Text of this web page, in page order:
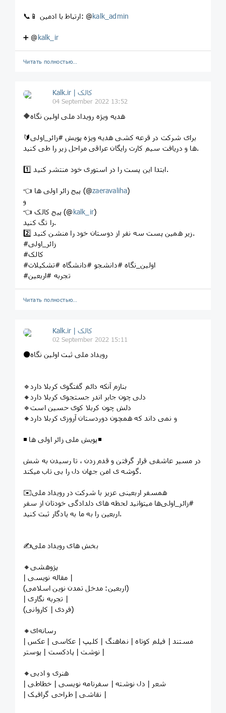
📞📱 ارتباط با ادمین: @kalk_admin
➕ @ kalk_ir
Читать полностью…
Kalk.ir | کالک
04 September 2022 13:52
🔶هدیه ویژه رویداد ملی اولین نگاه
🔰برای شرکت در قرعه کشی هدیه ویژه پویش #زائر_اولی
ها و دریافت سیم کارت رایگان عراقی مراحل زیر را طی کنید.
1️⃣ ابتدا این پست را در استوری خود منتشر کنید.
👈 پیج زائر اولی ها (@zaeravaliha)
و
👈 پیج کالک (@kalk_ir)
را تگ کنید.
2️⃣ زیر همین پست سه نفر از دوستان خود را منشن کنید.
#زائر_اولی
#کالک
#اولین_نگاه #دانشجو #دانشگاه #تشکیلات
#تجربه #اربعین
Читать полностью…
Kalk.ir | کالک
02 September 2022 15:11
⚫رویداد ملی ثبت اولین نگاه
🔹بنازم آنکه دائم گفتگوی کربلا دارد
🔸دلی چون جابر اندر جستجوی کربلا دارد
🔹دلش چون کربلا کوی حسین است
🔸و نمی داند که همچون دوردستان آروزی کربلا دارد
◾ پویش ملی زائر اولی ها◾
در مسیر عاشقی قرار گرفتن و قدم زدن ، تا رسیدن به شش
گوشه ی امن جهان دل را بی تاب میکند.
✉️همسفر اربعینی عزیز با شرکت در رویداد ملی
#زائر‌_اولی‌ها میتوانید لحظه های‌ دلدادگی خودتان از سفر
اربعین را به ما به یادگار ثبت کنید.
✍️بخش های رویداد ملی
🔸پژوهشی
| مقاله نویسی |
(اربعین: مدخل تمدن نوین اسلامی)
| تجربه نگاری |
(فردی | کاروانی)
🔸رسانه‌ای
| مستند | فیلم کوتاه | نماهنگ | کلیپ | عکاسی | عکس
نوشت | پادکست | پوستر |
🔸هنری‌ و‌ ادبی
| شعر | دل نوشته | سفرنامه نویسی | خطاطی
| نقاشی | طراحی گرافیک |